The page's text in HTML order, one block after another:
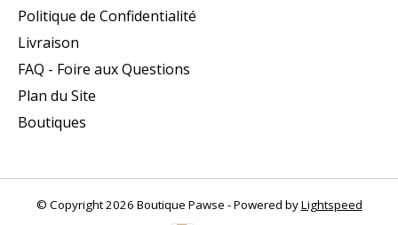
Politique de Confidentialité
Livraison
FAQ - Foire aux Questions
Plan du Site
Boutiques
© Copyright 2026 Boutique Pawse - Powered byLightspeed